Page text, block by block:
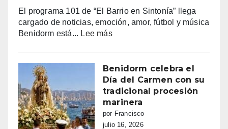
siguen
haciendo
El programa 101 de “El Barrio en Sintonía” llega
cargado de noticias, emoción, amor, fútbol y música
Benidorm está... Lee más:
la
euforia
y
la
alarma:
comercios
Benidorm celebra el
Día del Carmen con su
tradicional procesión
marinera
por Francisco
julio 16, 2026